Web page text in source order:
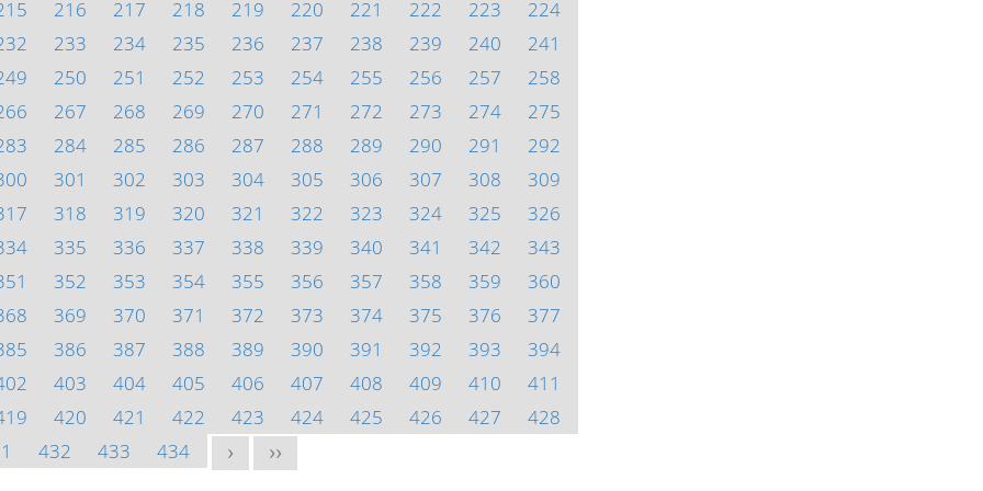
216 217 218 219 220 221 222 223
224
233 234 235 236 237 238 239 240
241
250 251 252 253 254 255 256 257
258
267 268 269 270 271 272 273 274
275
284 285 286 287 288 289 290 291
292
301 302 303 304 305 306 307 308
309
318 319 320 321 322 323 324 325
326
335 336 337 338 339 340 341 342
343
352 353 354 355 356 357 358 359
360
369 370 371 372 373 374 375 376
377
386 387 388 389 390 391 392 393
394
403 404 405 406 407 408 409 410
411
420 421 422 423 424 425 426 427
428
432 433 434 > >>